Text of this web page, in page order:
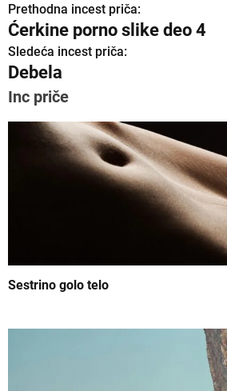
K
r
e
t
l
Prethodna incest priča:
Ćerkine porno slike deo 4
Sledeća incest priča:
Debela
Inc priče
Sestrino golo telo